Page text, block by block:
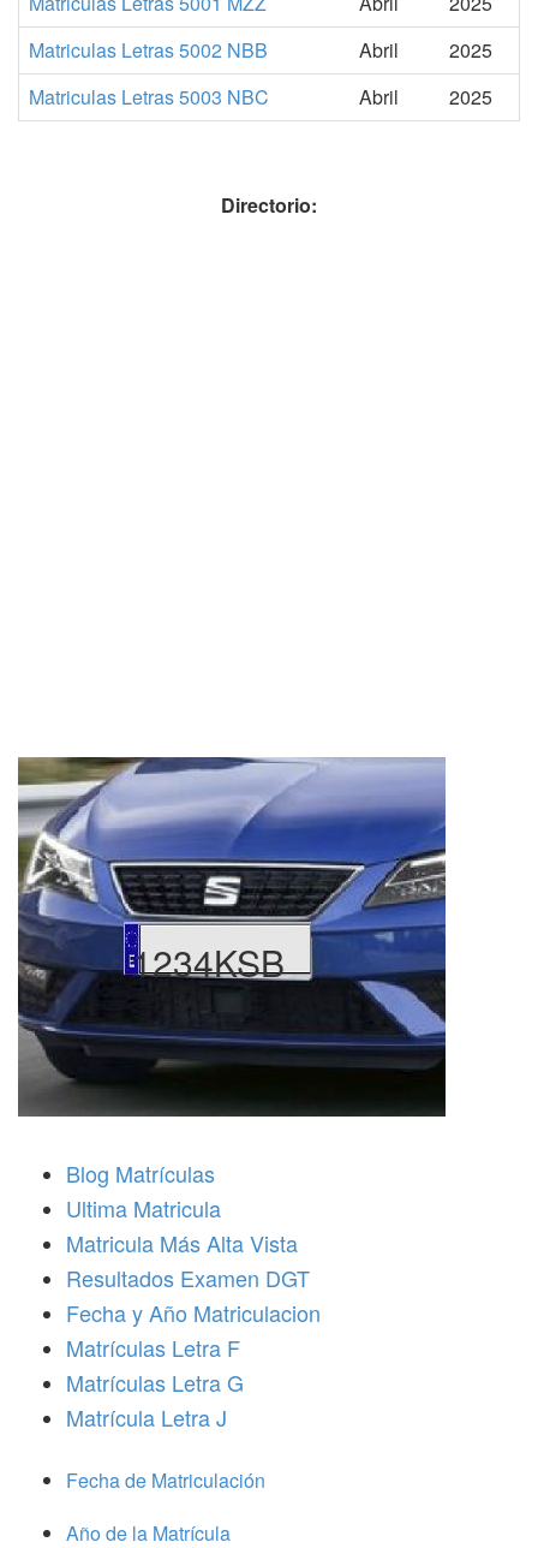
Matriculas Letras 5002 NBB
Abril
2025
Matriculas Letras 5003 NBC
Abril 2025
Directorio:
1234KSB
Blog Matrículas
Ultima Matricula
Matricula Más Alta Vista
Resultados Examen DGT
Fecha y Año Matriculacion
Matrículas Letra F
Matrículas Letra G
Matrícula Letra J
Fecha de Matriculación
Año de la Matrícula